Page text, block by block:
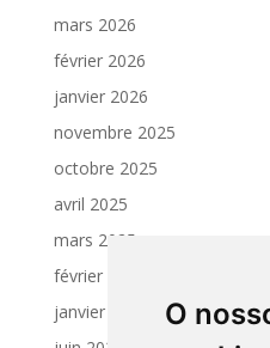
O
mars 2026
février 2026
janvier 2026
novembre 2025
octobre 2025
avril 2025
mars 2025
février 2025
janvier 2025